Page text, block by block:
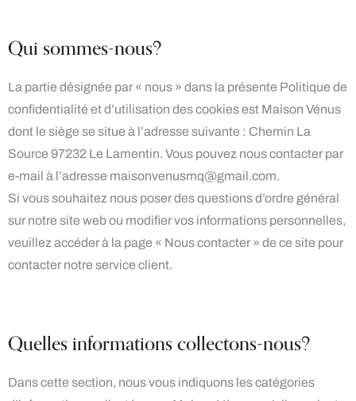
Qui sommes-nous?
La partie désignée par « nous » dans la présente Politique de
confidentialité et d’utilisation des cookies est Maison Vénus
dont le siège se situe à l’adresse suivante : Chemin La
Source 97232 Le Lamentin. Vous pouvez nous contacter par
e-mail à l’adresse maisonvenusmq@gmail.com.
Si vous souhaitez nous poser des questions d’ordre général
sur notre site web ou modifier vos informations personnelles,
veuillez accéder à la page « Nous contacter » de ce site pour
contacter notre service client.
Quelles informations collectons-nous?
Dans cette section, nous vous indiquons les catégories